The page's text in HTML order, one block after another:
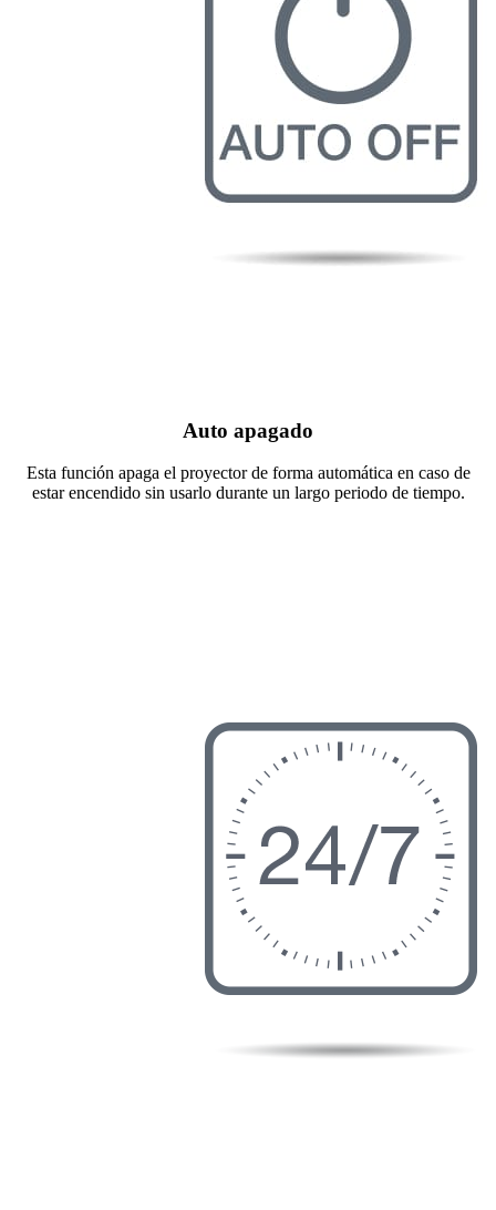
Auto apagado
Esta función apaga el proyector de forma automática en caso de
estar encendido sin usarlo durante un largo periodo de tiempo.